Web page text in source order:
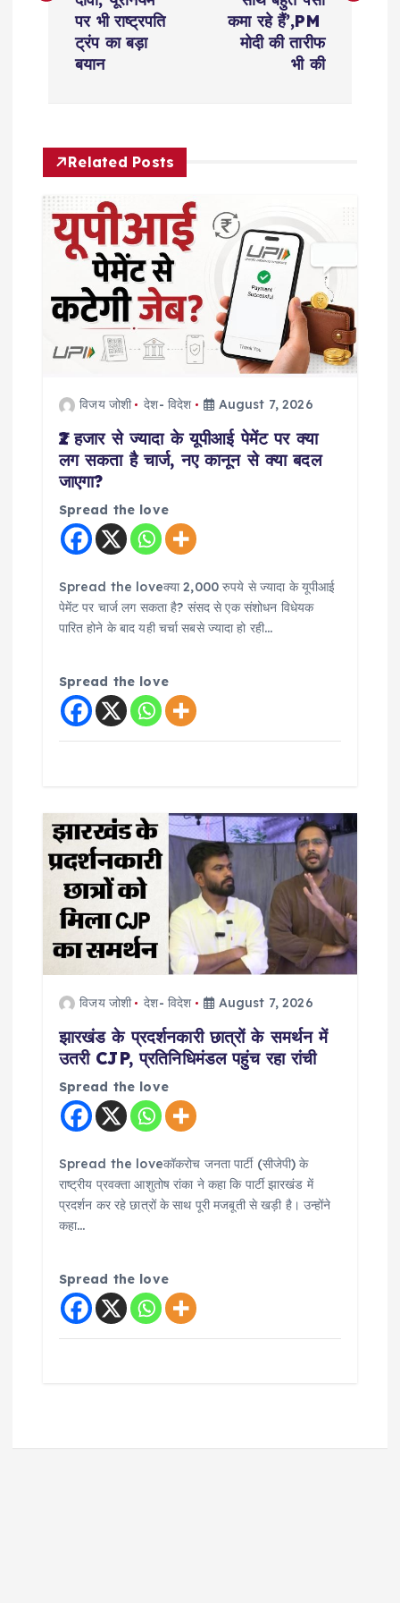
v
a
पर भी राष्ट्रपति
ट्रंप का बड़ा
बयान
कमा रहे हैं’,PM
मोदी की तारीफ
भी की
Related Posts
विजय जोशी देश- विदेश August 7, 2026
₹2 हजार से ज्यादा के यूपीआई पेमेंट पर क्या
लग सकता है चार्ज, नए कानून से क्या बदल
जाएगा?
Spread the love
Spread the loveक्या 2,000 रुपये से ज्यादा के यूपीआई
पेमेंट पर चार्ज लग सकता है? संसद से एक संशोधन विधेयक
पारित होने के बाद यही चर्चा सबसे ज्यादा हो रही…
Spread the love
विजय जोशी देश- विदेश August 7, 2026
झारखंड के प्रदर्शनकारी छात्रों के समर्थन में
उतरी CJP, प्रतिनिधिमंडल पहुंच रहा रांची
Spread the love
Spread the loveकॉकरोच जनता पार्टी (सीजेपी) के
राष्ट्रीय प्रवक्ता आशुतोष रांका ने कहा कि पार्टी झारखंड में
प्रदर्शन कर रहे छात्रों के साथ पूरी मजबूती से खड़ी है। उन्होंने
कहा…
Spread the love